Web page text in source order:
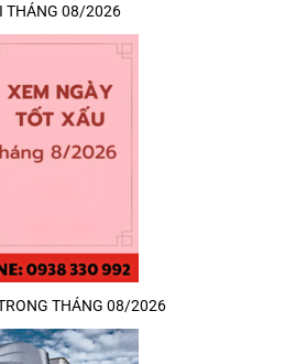
THÁNG 08/2026
THÁNG 08/2026